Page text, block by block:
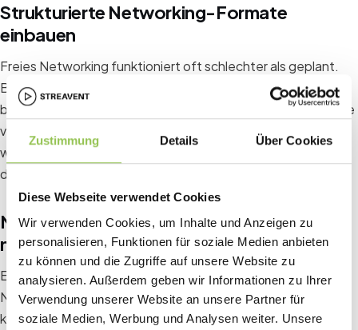
Zustimmung Details Über Cookies
Diese Webseite verwendet Cookies
Wir verwenden Cookies, um Inhalte und Anzeigen zu
personalisieren, Funktionen für soziale Medien anbieten
zu können und die Zugriffe auf unsere Website zu
analysieren. Außerdem geben wir Informationen zu Ihrer
Verwendung unserer Website an unsere Partner für
soziale Medien, Werbung und Analysen weiter. Unsere
Strukturierte Networking-Formate
einbauen
Freies Networking funktioniert oft schlechter als geplant.
Besser: Kurze moderierte Runden am Anfang des Events,
bei denen sich Teilnehmende in 2-er oder 3-er Gruppen eine
vorgegebene Frage beantworten. Drei Minuten, Gruppe
wechselt, neue Frage. Das senkt die Hemmschwelle
dramatisch.
Namensschilder mit Gesprächsstarter
nutzen
Ein einfacher Trick mit großer Wirkung: Drucke auf das
Namensschild nicht nur Namen und Firma, sondern auch eine
kurze Zusatzinformation, zum Beispiel "Suche: